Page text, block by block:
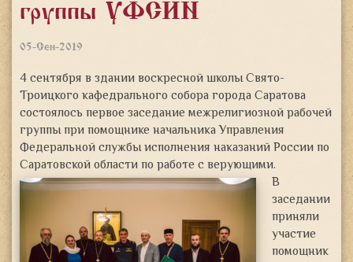
группы УФСИН
05-Сен-2019
4 сентября в здании воскресной школы Свято-
Троицкого кафедрального собора города Саратова
состоялось первое заседание межрелигиозной рабочей
группы при помощнике начальника Управления
Федеральной службы исполнения наказаний России по
Саратовской областипо работе с верующими.
В
заседании
приняли
участие
помощник